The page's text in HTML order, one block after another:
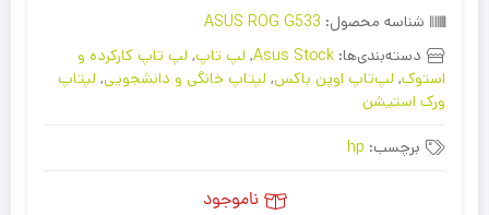
شناسه محصول: ASUS ROG G533
دسته‌بندی‌ها: Asus Stock
, لپ تاپ, لپ تاپ کارکرده و
استوک, لپ‌تاپ اوپن باکس, لپتاپ خانگی و دانشجویی, لپتاپ
ورک استیشن
برچسب: hp
ناموجود